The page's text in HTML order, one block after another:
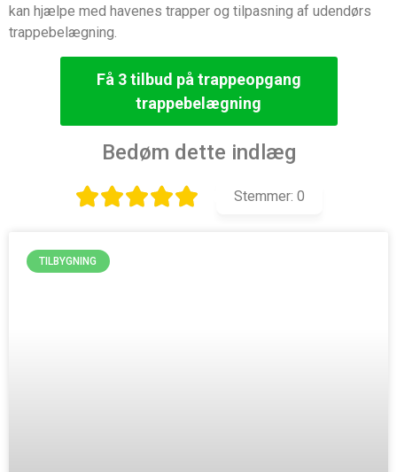
kan hjælpe med havenes trapper og tilpasning af udendørs
trappebelægning.
Få 3 tilbud på trappeopgang
trappebelægning
Bedøm dette indlæg
Stemmer: 0
TILBYGNING